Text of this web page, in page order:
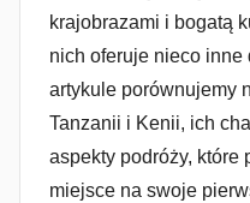
krajobrazami i bogatą
nich oferuje nieco
artykule porównujemy
Tanzanii i Kenii, ich
aspekty podróży, które
miejsce na swoje